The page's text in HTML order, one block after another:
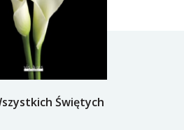
Świętych